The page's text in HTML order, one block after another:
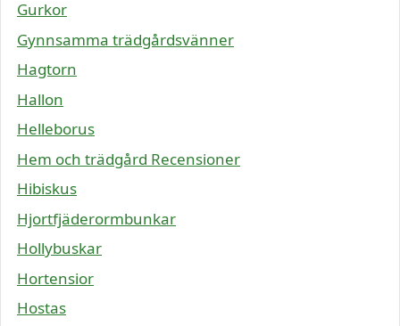
Gurkor
Gynnsamma trädgårdsvänner
Hagtorn
Hallon
Helleborus
Hem och trädgård Recensioner
Hibiskus
Hjortfjäderormbunkar
Hollybuskar
Hortensior
Hostas